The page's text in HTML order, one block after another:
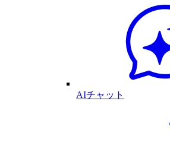
AIチャット